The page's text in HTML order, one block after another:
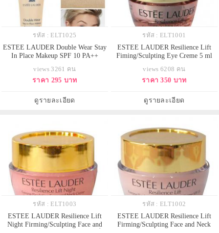
รหัส : ELT1025
ESTEE LAUDER Double Wear Stay
In Place Makeup SPF 10 PA++
เหมาะสำหรับผิวโทนเหลือง รองพื้น
สำหรับคนหน้ามัน เน้นเรื่องการ
แมท ปกปิดดีมาก ช่วยปรับผิวให้เรียบ
เนียน ไม่มีส่วนผสมของน้ำหอม
views 3261 คน
ราคา 295 บาท
ดูรายละเอียด
รหัส : ELT1001
ESTEE LAUDER Resilience Lift
Fiming/Sculpting Eye Creme 5 ml
เพื่อรอบดวงตาที่ดูแน่นกระชับ สูตร
บำรุงผิวรอบดวงตาเข้มข้น อุดมด้วย
Activated Lift Complex และ
Nocturnal Lift Complex สารออพต
views 6208 คน
ราคา 350 บาท
ดูรายละเอียด
รหัส : ELT1003
ESTEE LAUDER Resilience Lift
Night Firming/Sculpting Face and
รหัส : ELT1002
ESTEE LAUDER Resilience Lift
Firming/Sculpting Face and Neck